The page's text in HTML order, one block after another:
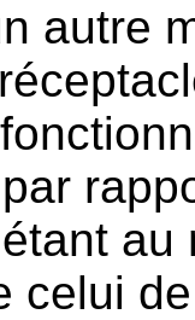
autre
celui